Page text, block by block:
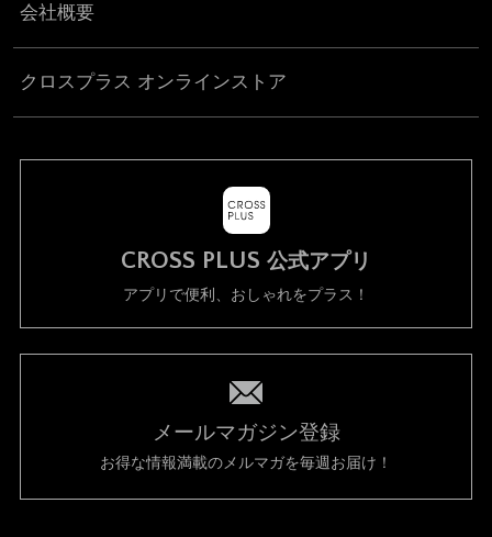
会社概要
クロスプラス オンラインストア
CROSS PLUS 公式アプリ
アプリで便利、おしゃれをプラス！
メールマガジン登録
お得な情報満載のメルマガを毎週お届け！